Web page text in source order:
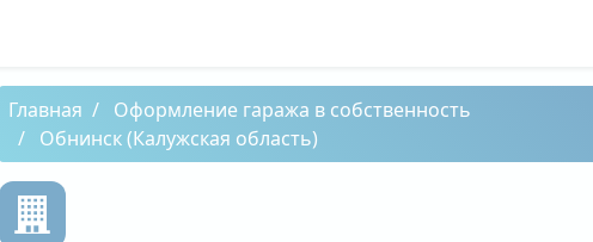
Главная
Оформление гаража в собственность
Обнинск (Калужская область)